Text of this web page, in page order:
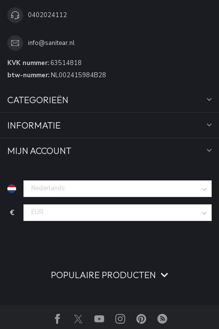
0402024112
info@sanitear.nl
KVK nummer: 63514818
btw-nummer: NL002415984B28
CATEGORIEËN
INFORMATIE
MIJN ACCOUNT
€
POPULAIRE PRODUCTEN